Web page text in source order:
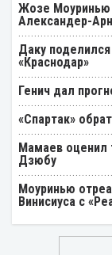
Жозе Моуринью
Александер-
Даку
«Краснодар»
Генич дал
«Спартак»
Мамаев оценил
Дзюбу
Моуринью
Винисиуса с